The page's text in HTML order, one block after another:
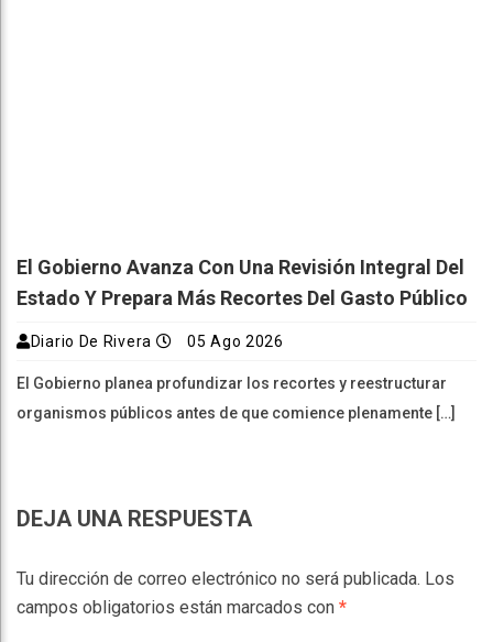
El Gobierno Avanza Con Una Revisión Integral Del
Estado Y Prepara Más Recortes Del Gasto Público
Diario De Rivera 05 Ago 2026
El Gobierno planea profundizar los recortes y reestructurar
organismos públicos antes de que comience plenamente […]
DEJA UNA RESPUESTA
Tu dirección de correo electrónico no será publicada. Los
campos obligatorios están marcados con *